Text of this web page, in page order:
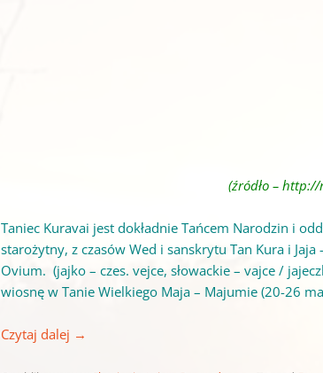
(źródło – http://
Taniec Kuravai jest dokładnie Tańcem Narodzin i
starożytny, z czasów Wed i sanskrytu Tan Kura i
Ovium. (jajko – czes. vejce, słowackie – vajce /
wiosnę w Tanie Wielkiego Maja – Majumie (20-26
Czytaj dalej →